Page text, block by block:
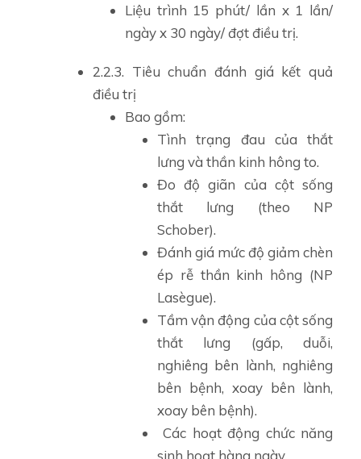
Liệu trình 15 phút/ lần x 1 lần/
ngày x 30 ngày/ đợt điều trị.
2.2.3. Tiêu chuẩn đánh giá kết quả
điều trị
Bao gồm:
Tình trạng đau của thắt
lưng và thần kinh hông to.
Đo độ giãn của cột sống
thắt lưng (theo NP
Schober).
Đánh giá mức độ giảm chèn
ép rễ thần kinh hông (NP
Lasègue).
Tầm vận động của cột sống
thắt lưng (gấp, duỗi,
nghiêng bên lành, nghiêng
bên bệnh, xoay bên lành,
xoay bên bệnh).
Các hoạt động chức năng
sinh hoạt hàng ngày.